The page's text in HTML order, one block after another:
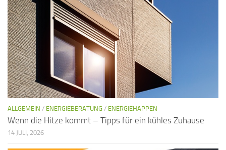
ALLGEMEIN / ENERGIEBERATUNG / ENERGIEHAPPEN
Wenn die Hitze kommt – Tipps für ein kühles Zuhause
14 JULI, 2026